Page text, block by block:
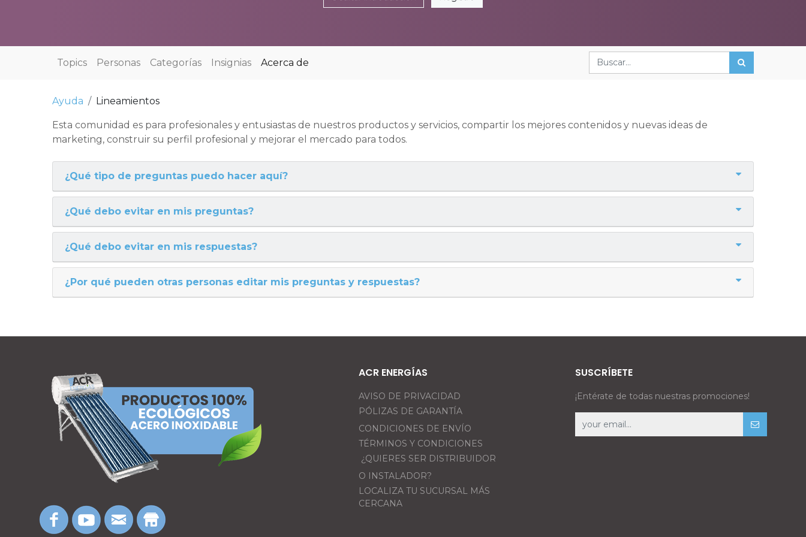
Topics Personas Categorías Insignias Acerca de
Ayuda Lineamientos
Esta comunidad es para profesionales y entusiastas de nuestros productos y servicios, compartir los mejores contenidos y nuevas ideas de
marketing, construir su perfil profesional y mejorar el mercado para todos.
¿Qué tipo de preguntas puedo hacer aquí?
¿Qué debo evitar en mis preguntas?
¿Qué debo evitar en mis respuestas?
¿Por qué pueden otras personas editar mis preguntas y respuestas?
ACR ENERGÍAS
AVISO DE PRIVACIDAD
PÓLIZAS DE GARANTÍA
CONDICIONES DE ENVÍO
TÉRMINOS Y CONDICIONES
¿QUIERES SER DISTRIBUIDOR
O INSTALADOR?
LOCALIZA TU SUCURSAL MÁS
CERCANA
SUSCRÍBETE
¡Entérate de todas nuestras promociones!